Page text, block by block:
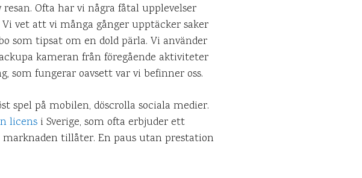
Ofta har vi några fåtal upplevelser
vet att vi många gånger upptäcker saker
som tipsat om en dold pärla. Vi använder
kameran från föregående aktiviteter
som fungerar oavsett var vi befinner oss.
spel på mobilen, döscrolla sociala medier.
licensi Sverige, som ofta erbjuder ett
tillåter. En paus utan prestation